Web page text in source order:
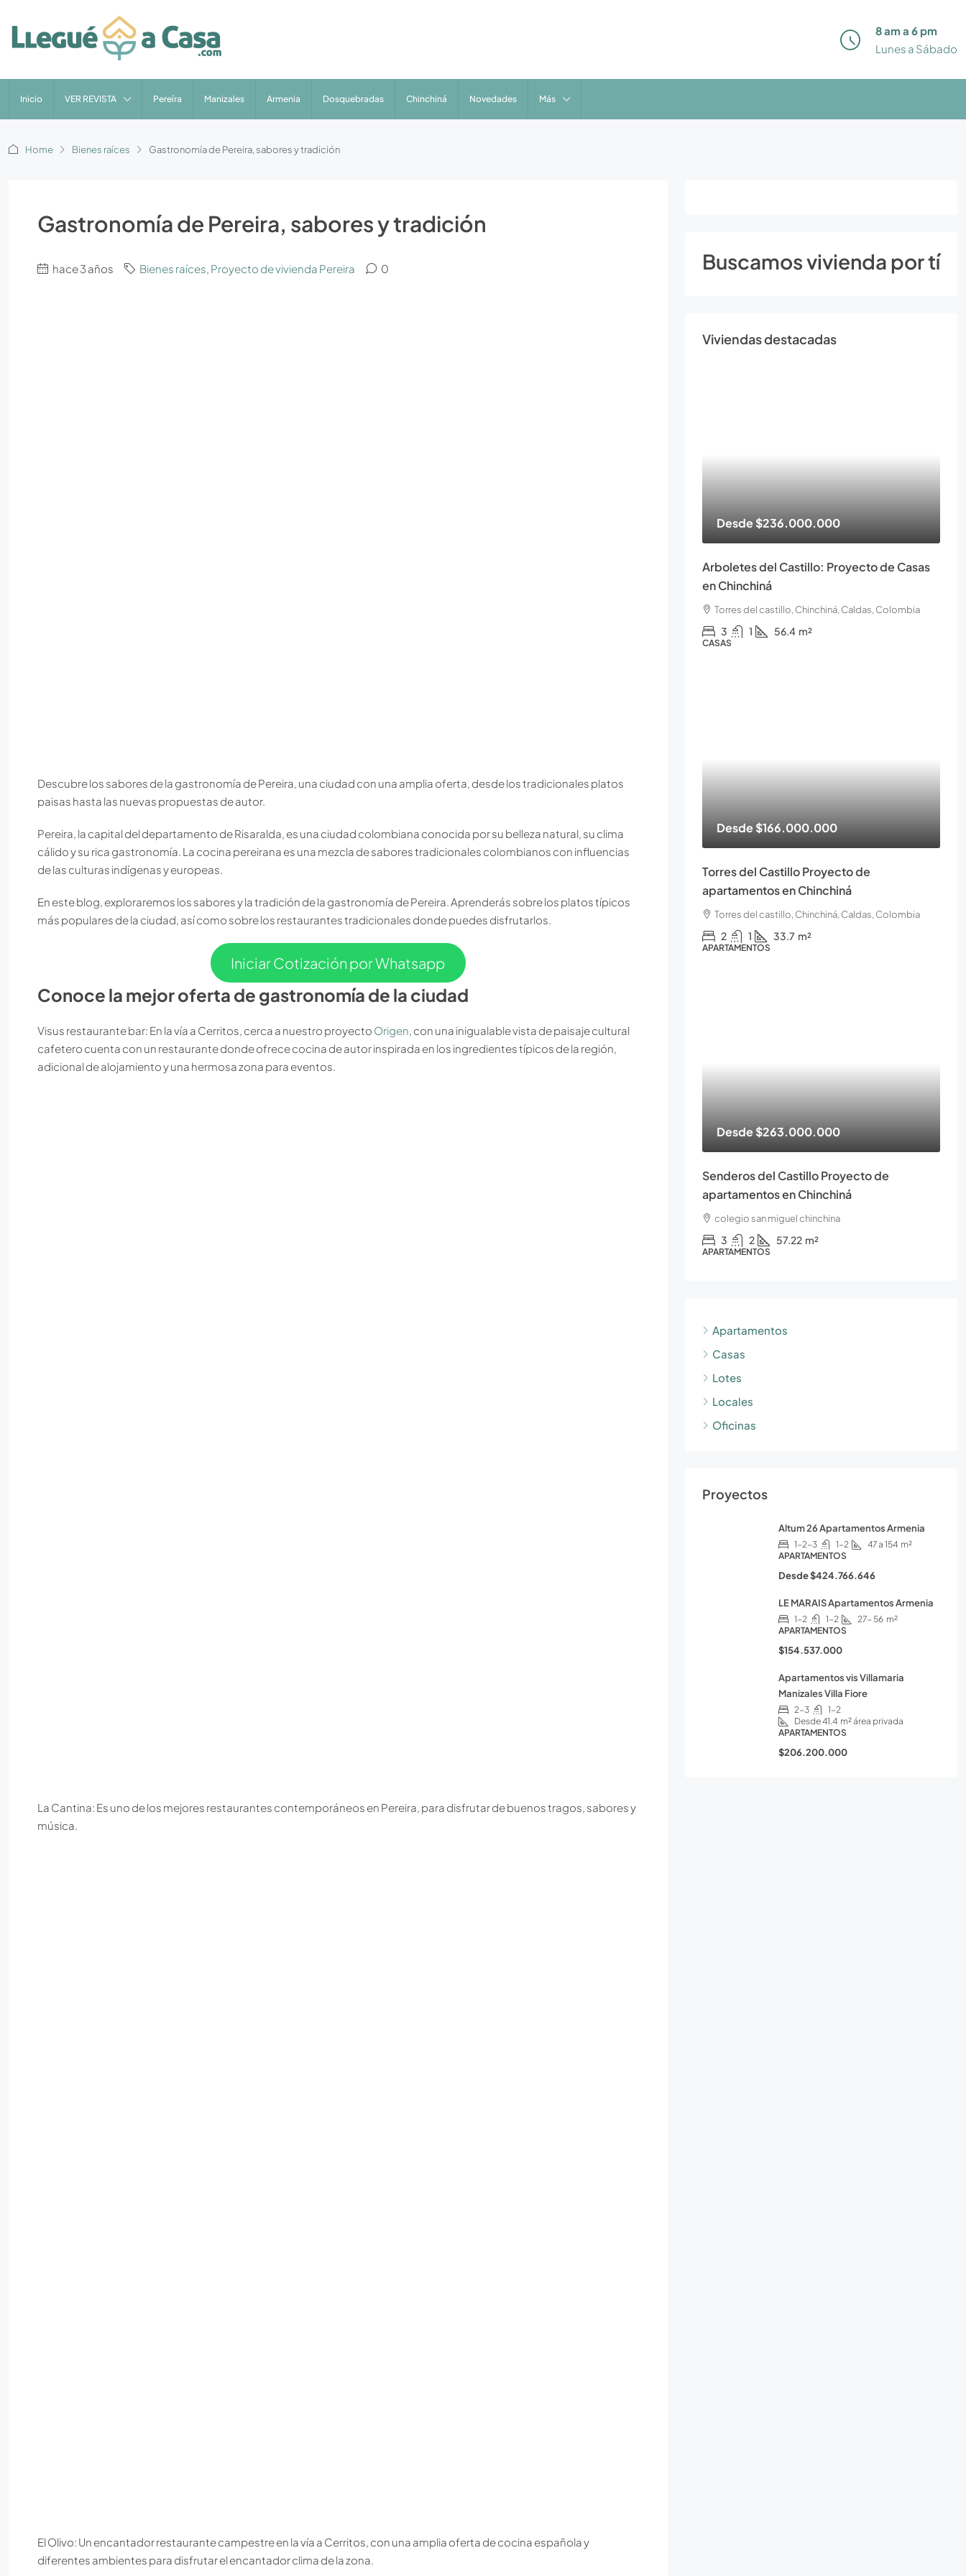
8 am a 6 pm
Lunes a Sábado
Inicio VER REVISTA Pereíra Manizales Armenia Dosquebradas Chinchiná Novedades Más
Home Bienes raíces Gastronomía de Pereira, sabores y tradición
Gastronomía de Pereira, sabores y tradición
hace 3 años Bienes raíces, Proyecto de vivienda Pereira 0
Descubre los sabores de la gastronomía de Pereira, una ciudad con una amplia oferta, desde los tradicionales platos
paisas hasta las nuevas propuestas de autor.
Pereira, la capital del departamento de Risaralda, es una ciudad colombiana conocida por su belleza natural, su clima
cálido y su rica gastronomía. La cocina pereirana es una mezcla de sabores tradicionales colombianos con influencias
de las culturas indígenas y europeas.
En este blog, exploraremos los sabores y la tradición de la gastronomía de Pereira. Aprenderás sobre los platos típicos
más populares de la ciudad, así como sobre los restaurantes tradicionales donde puedes disfrutarlos.
Iniciar Cotización por Whatsapp
Conoce la mejor oferta de gastronomía de la ciudad
Visus restaurante bar: En la vía a Cerritos, cerca a nuestro proyecto Origen, con una inigualable vista de paisaje cultural
cafetero cuenta con un restaurante donde ofrece cocina de autor inspirada en los ingredientes típicos de la región,
adicional de alojamiento y una hermosa zona para eventos.
La Cantina: Es uno de los mejores restaurantes contemporáneos en Pereira, para disfrutar de buenos tragos, sabores y
música.
El Olivo: Un encantador restaurante campestre en la vía a Cerritos, con una amplia oferta de cocina española y
diferentes ambientes para disfrutar el encantador clima de la zona.
Buscamos vivienda por tí
Viviendas destacadas
Desde$236.000.000
Arboletes del Castillo: Proyecto de Casas
en Chinchiná
Torres del castillo, Chinchiná, Caldas, Colombia
3 1 56.4 m²
CASAS
Desde$166.000.000
Torres del Castillo Proyecto de
apartamentos en Chinchiná
Torres del castillo, Chinchiná, Caldas, Colombia
2 1 33.7 m²
APARTAMENTOS
Desde$263.000.000
Senderos del Castillo Proyecto de
apartamentos en Chinchiná
colegio san miguel chinchina
3 2 57.22 m²
APARTAMENTOS
Apartamentos
Casas
Lotes
Locales
Oficinas
Proyectos
Altum 26 Apartamentos Armenia
1-2-3 1-2 47 a 154 m²
APARTAMENTOS
Desde$424.766.646
LE MARAIS Apartamentos Armenia
1-2 1-2 27- 56 m²
APARTAMENTOS
$154.537.000
Apartamentos vis Villamaria
Manizales Villa Fiore
2-3
1-2
Desde 41.4 m² área privada
APARTAMENTOS
$206.200.000